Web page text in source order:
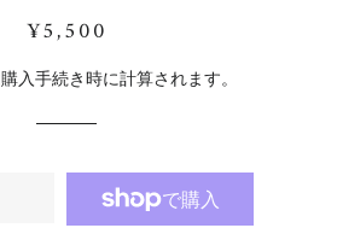
通
価
販
価
¥5,500
入手続き時に計算されます。